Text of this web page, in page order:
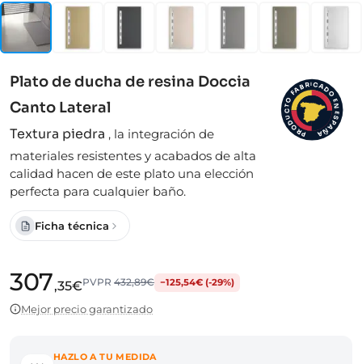
Plato de ducha de resina Doccia
Canto Lateral
Textura piedra , la integración de
materiales resistentes y acabados de alta
calidad hacen de este plato una elección
perfecta para cualquier baño.
P
R
O
D
U
C
T
O
FABRICADO
E
N
E
S
P
A
Ñ
A
Ficha técnica
307,35€PVPR432,89€ −125,54€ (-29%)
Mejor precio garantizado
HAZLO A TU MEDIDA